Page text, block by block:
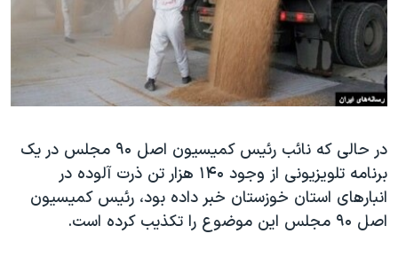
اقتصادی
علم و فناوری
اسرائیل در جنگ
آرشیو پخش زنده
حمله جمهوری اسلامی به اسرائیل
رمز مهسا
ورزش زنان در ایران
مجموعه مستندهای دادخواهی
تریبونال مردمی آبان ۹۸
دادگاه حمید نوری
زبانهای مختلف
در حالی که نائب رئیس کمیسیون اصل ۹۰ مجلس در یک
برنامه تلویزیونی از وجود ۱۴۰ هزار تن ذرت آلوده در
انبار‌های استان خوزستان خبر داده بود، رئیس کمیسیون
اصل ۹۰ مجلس این موضوع را تکذیب کرده است.